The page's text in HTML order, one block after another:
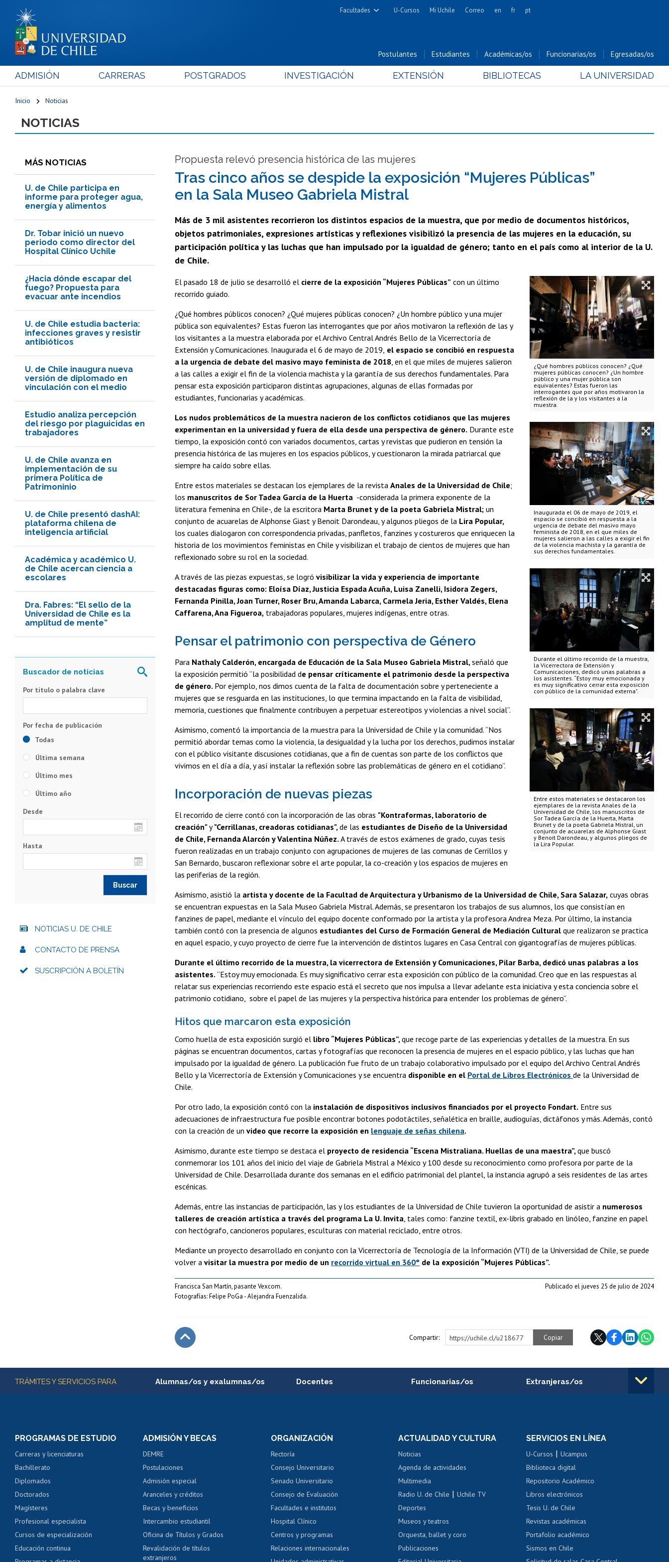
Facultades
Cs. Físicas y Matemáticas
Cs. Forestales y Conservación
Cs. Químicas y Farmacéuticas
Cs. Sociales
Estudios Avanzados en Educación
Nutrición y Tecnología de
Alimentos
Bachillerato
Hospital Clínico
U-Cursos Mi Uchile Correo en fr pt
Postulantes Estudiantes Académicas/os Funcionarias/os Egresadas/os
ADMISIÓN CARRERAS POSTGRADOS INVESTIGACIÓN EXTENSIÓN BIBLIOTECAS LA UNIVERSIDAD
Inicio Noticias
NOTICIAS
MÁS NOTICIAS
U. de Chile participa en
informe para proteger agua,
energía y alimentos
Dr. Tobar inició un nuevo
periodo como director del
Hospital Clínico Uchile
¿Hacia dónde escapar del
fuego? Propuesta para
evacuar ante incendios
U. de Chile estudia bacteria:
infecciones graves y resistir
antibióticos
U. de Chile inaugura nueva
versión de diplomado en
vinculación con el medio
Estudio analiza percepción
del riesgo por plaguicidas en
trabajadores
U. de Chile avanza en
implementación de su
primera Política de
Patrimoninio
U. de Chile presentó dashAI:
plataforma chilena de
inteligencia artificial
Académica y académico U.
de Chile acercan ciencia a
escolares
Dra. Fabres: “El sello de la
Universidad de Chile es la
amplitud de mente”
Propuesta relevó presencia histórica de las mujeres
Tras cinco años se despide la exposición “Mujeres Públicas”
en la Sala Museo Gabriela Mistral
Más de 3 mil asistentes recorrieron los distintos espacios de la muestra, que por medio de documentos históricos,
objetos patrimoniales, expresiones artísticas y reflexiones visibilizó la presencia de las mujeres en la educación, su
participación política y las luchas que han impulsado por la igualdad de género; tanto en el país como al interior de la U.
de Chile.
¿Qué hombres públicos conocen? ¿Qué
mujeres públicas conocen? ¿Un hombre
público y una mujer pública son
equivalentes? Estas fueron las
interrogantes que por años motivaron la
reflexión de la y los visitantes a la
muestra.
Inaugurada el 06 de mayo de 2019, el
espacio se concibió en respuesta a la
urgencia de debate del masivo mayo
feminista de 2018, en el que miles de
mujeres salieron a las calles a exigir el fin
de la violencia machista y la garantía de
sus derechos fundamentales.
Durante el último recorrido de la muestra,
la Vicerrectora de Extensión y
Comunicaciones, dedicó unas palabras a
los asistentes. “Estoy muy emocionada y
es muy significativo cerrar esta exposición
con público de la comunidad externa".
Entre estos materiales se destacaron los
ejemplares de la revista Anales de la
Universidad de Chile, los manuscritos de
Sor Tadea García de la Huerta, Marta
Brunet y de la poeta Gabriela Mistral, un
conjunto de acuarelas de Alphonse Giast
y Benoit Darondeau, y algunos pliegos de
la Lira Popular.
El pasado 18 de julio se desarrolló el cierre de la exposición “Mujeres Públicas” con un último
recorrido guiado.
¿Qué hombres públicos conocen? ¿Qué mujeres públicas conocen? ¿Un hombre público y una mujer
pública son equivalentes? Estas fueron las interrogantes que por años motivaron la reflexión de las y
los visitantes a la muestra elaborada por el Archivo Central Andrés Bello de la Vicerrectoría de
Extensión y Comunicaciones. Inaugurada el 6 de mayo de 2019, el espacio se concibió en respuesta
a la urgencia de debate del masivo mayo feminista de 2018 , en el que miles de mujeres salieron
a las calles a exigir el fin de la violencia machista y la garantía de sus derechos fundamentales. Para
pensar esta exposición participaron distintas agrupaciones, algunas de ellas formadas por
estudiantes, funcionarias y académicas.
Los nudos problemáticos de la muestra nacieron de los conflictos cotidianos que las mujeres
experimentan en la universidad y fuera de ella desde una perspectiva de género. Durante este
tiempo, la exposición contó con variados documentos, cartas y revistas que pudieron en tensión la
presencia histórica de las mujeres en los espacios públicos, y cuestionaron la mirada patriarcal que
siempre ha caído sobre ellas.
Entre estos materiales se destacan los ejemplares de la revista Anales de la Universidad de Chile;
los manuscritos de Sor Tadea García de la Huerta -considerada la primera exponente de la
literatura femenina en Chile-, de la escritora Marta Brunet y de la poeta Gabriela Mistral; un
conjunto de acuarelas de Alphonse Giast y Benoit Darondeau, y algunos pliegos de la Lira Popular,
los cuales dialogaron con correspondencia privadas, panfletos, fanzines y costureros que enriquecen la
historia de los movimientos feministas en Chile y visibilizan el trabajo de cientos de mujeres que han
reflexionado sobre su rol en la sociedad.
A través de las piezas expuestas, se logró visibilizar la vida y experiencia de importante
destacadas figuras como: Eloísa Díaz, Justicia Espada Acuña, Luisa Zanelli, Isidora Zegers,
Fernanda Pinilla, Joan Turner, Roser Bru, Amanda Labarca, Carmela Jeria, Esther Valdés, Elena
Caffarena, Ana Figueroa, trabajadoras populares, mujeres indígenas, entre otras.
Pensar el patrimonio con perspectiva de Género
Para Nathaly Calderón, encargada de Educación de la Sala Museo Gabriela Mistral, señaló que
la exposición permitió “la posibilidad de pensar críticamente el patrimonio desde la perspectiva
de género. Por ejemplo, nos dimos cuenta de la falta de documentación sobre y perteneciente a
mujeres que se resguarda en las instituciones, lo que termina impactando en la falta de visibilidad,
memoria, cuestiones que finalmente contribuyen a perpetuar estereotipos y violencias a nivel social”.
Asimismo, comentó la importancia de la muestra para la Universidad de Chile y la comunidad. “Nos
permitió abordar temas como la violencia, la desigualdad y la lucha por los derechos, pudimos instalar
con el público visitante discusiones cotidianas, que a fin de cuentas son parte de los conflictos que
vivimos en el día a día, y así instalar la reflexión sobre las problemáticas de género en el cotidiano”.
Incorporación de nuevas piezas
El recorrido de cierre contó con la incorporación de las obras "Kontraformas, laboratorio de
creación"y"Cerrillanas, creadoras cotidianas", de las estudiantes de Diseño de la Universidad
de Chile, Fernanda Alarcón y Valentina Núñez. A través de estos exámenes de grado, cuyas tesis
fueron realizadas en un trabajo conjunto con agrupaciones de mujeres de las comunas de Cerrillos y
San Bernardo, buscaron reflexionar sobre el arte popular, la co-creación y los espacios de mujeres en
las periferias de la región.
Asimismo, asistió la artista y docente de la Facultad de Arquitectura y Urbanismo de la Universidad de Chile, Sara Salazar, cuyas obras
se encuentran expuestas en la Sala Museo Gabriela Mistral. Además, se presentaron los trabajos de sus alumnos, los que consistían en
fanzines de papel, mediante el vínculo del equipo docente conformado por la artista y la profesora Andrea Meza. Por último, la instancia
también contó con la presencia de algunos estudiantes del Curso de Formación General de Mediación Cultural que realizaron se practica
en aquel espacio, y cuyo proyecto de cierre fue la intervención de distintos lugares en Casa Central con gigantografías de mujeres públicas.
Durante el último recorrido de la muestra, la vicerrectora de Extensión y Comunicaciones, Pilar Barba, dedicó unas palabras a los
asistentes. “Estoy muy emocionada. Es muy significativo cerrar esta exposición con público de la comunidad. Creo que en las respuestas al
relatar sus experiencias recorriendo este espacio está el secreto que nos impulsa a llevar adelante esta iniciativa y esta conciencia sobre el
patrimonio cotidiano, sobre el papel de las mujeres y la perspectiva histórica para entender los problemas de género”.
Hitos que marcaron esta exposición
Como huella de esta exposición surgió el libro “Mujeres Públicas”,que recoge parte de las experiencias y detalles de la muestra. En sus
páginas se encuentran documentos, cartas y fotografías que reconocen la presencia de mujeres en el espacio público, y las luchas que han
impulsado por la igualdad de género. La publicación fue fruto de un trabajo colaborativo impulsado por el equipo del Archivo Central Andrés
Bello y la Vicerrectoría de Extensión y Comunicaciones y se encuentra disponible en el Portal de Libros Electrónicos de la Universidad de
Chile.
Por otro lado, la exposición contó con la instalación de dispositivos inclusivos financiados por el proyecto Fondart. Entre sus
adecuaciones de infraestructura fue posible encontrar botones podotáctiles, señalética en braille, audioguías, dictáfonos y más. Además, contó
con la creación de un video que recorre la exposición en lenguaje de señas chilena.
Asimismo, durante este tiempo se destaca el proyecto de residencia “Escena Mistraliana. Huellas de una maestra”,que buscó
conmemorar los 101 años del inicio del viaje de Gabriela Mistral a México y 100 desde su reconocimiento como profesora por parte de la
Universidad de Chile. Desarrollada durante dos semanas en el edificio patrimonial del plantel, la instancia agrupó a seis residentes de las artes
escénicas.
Además, entre las instancias de participación, las y los estudiantes de la Universidad de Chile tuvieron la oportunidad de asistir a numerosos
talleres de creación artística a través del programa La U. Invita, tales como: fanzine textil, ex-libris grabado en linóleo, fanzine en papel
con hectógrafo, cancioneros populares, esculturas con material reciclado, entre otros.
Mediante un proyecto desarrollado en conjunto con la Vicerrectoría de Tecnología de la Información (VTI) de la Universidad de Chile, se puede
volver a visitar la muestra por medio de un recorrido virtual en 360° de la exposición “Mujeres Públicas”.
Francisca San Martín, pasante Vexcom.
Fotografías: Felipe PoGa - Alejandra Fuenzalida.
Publicado el jueves 25 de julio de 2024
Compartir: https://uchile.cl/u218677 Copiar
Por título o palabra clave
Todas
Última semana
Último mes
Último año
Desde
Hasta
NOTICIAS U. DE CHILE
CONTACTO DE PRENSA
SUSCRIPCIÓN A BOLETÍN
Más información
TRÁMITES Y SERVICIOS PARA Alumnas/os y exalumnas/os
Consulta y certificado de notas
Servicio médico y dental
Pago de arancel y crédito alumnos
Pago de arancel y crédito exalumnos
Certificado de títulos y grados
Docentes
Perfeccionamiento
Evaluación docente
Calificación académica
Postulación al AUCAI
Funcionarias/os
Portal de movilidad interna
Certificado de renta
Certificado de renta
Gestión de correo uchile
Extranjeras/os
Movilidad Estudiantil
Cursos de español
Acoso laboral, sexual y violencia
PROGRAMAS DE ESTUDIO
Carreras y licenciaturas
Bachillerato
Diplomados
Doctorados
Magísteres
Profesional especialista
Cursos de especialización
Educación continua
ADMISIÓN Y BECAS
DEMRE
Postulaciones
Admisión especial
Aranceles y créditos
Becas y beneficios
Intercambio estudiantil
Oficina de Títulos y Grados
Revalidación de títulos
extranjeros
ORGANIZACIÓN
Rectoría
Consejo Universitario
Senado Universitario
Consejo de Evaluación
Facultades e institutos
Hospital Clínico
Centros y programas
Relaciones internacionales
ACTUALIDAD Y CULTURA
Noticias
Agenda de actividades
Multimedia
Radio U. de Chile |Uchile TV
Deportes
Museos y teatros
Orquesta, ballet y coro
Publicaciones
SERVICIOS EN LÍNEA
U-Cursos |Ucampus
Biblioteca digital
Repositorio Académico
Libros electrónicos
Tesis U. de Chile
Revistas académicas
Portafolio académico
Sismos en Chile